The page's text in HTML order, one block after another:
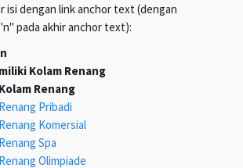
isi dengan link anchor text (dengan
pada akhir anchor text):
Kolam Renang
Renang
Pribadi
Komersial
Spa
Olimpiade